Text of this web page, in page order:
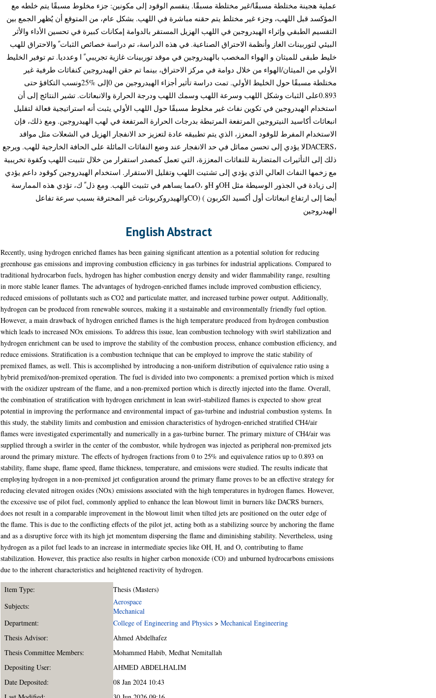
عملية هجينة مختلطة مسبقًا/غير مختلطة مسبقًا. ينقسم الوقود إلى مكونين: جزء مخلوط مسبقًا يتم خلطه مع
المؤكسد قبل اللهب، وجزء غير مختلط يتم حقنه مباشرة في اللهب. بشكل عام، من المتوقع أن يُظهر الجمع بين
التقسيم الطبقي وإثراء الهيدروجين في اللهب الهزيل المستقر بالدوامة إمكانات كبيرة في تحسين الأداء والأثر
البيئي لتوربينات الغاز وأنظمة الاحتراق الصناعية. في هذه الدراسة، تم دراسة خصائص الثبات ً والاحتراق للهب
خليط طبقى للميثان و الهواء المخصب بالهيدروجين في موقد توربينات غازية تجريبي ً ا وعدديا. تم توفير الخليط
الأولي من الميثان/الهواء من خلال دوامة في مركز الاحتراق، بينما تم حقن الهيدروجين كنفاثات طرفية غير
مختلطة مسبقًا حول الخليط الأولي. تمت دراسة تأثير أجزاء الهيدروجين من 0إلى %25ونسب التكافؤ حتى
0.893على الثبات وشكل اللهب وسرعة اللهب وسمك اللهب ودرجة الحرارة والانبعاثات. تشير النتائج إلى أن
استخدام الهيدروجين في تكوين نفاث غير مخلوط مسبقًا حول اللهب الأولي يثبت أنه استراتيجية فعالة لتقليل
انبعاثات أكاسيد النيتروجين المرتفعة المرتبطة بدرجات الحرارة المرتفعة في لهب الهيدروجين. ومع ذلك، فإن
الاستخدام المفرط للوقود المعزز، الذي يتم تطبيقه عادة لتعزيز حد الانفجار الهزيل في الشعلات مثل مواقد
،DACERSلا يؤدي إلى تحسن مماثل في حد الانفجار عند وضع النفاثات المائلة على الحافة الخارجية للهب. ويرجع
ذلك إلى التأثيرات المتضاربة للنفاثات المعززة، التي تعمل كمصدر استقرار من خلال تثبيت اللهب وكقوة تخريبية
مع زخمها النفاث العالي الذي يؤدي إلى تشتيت اللهب وتقليل الاستقرار. استخدام الهيدروجين كوقود داعم يؤدي
إلى زيادة في الجذور الوسيطة مثل OHو Hو ،Oمما يساهم في تثبيت اللهب. ومع ذل ً ك، تؤدي هذه الممارسة
أيضا إلى ارتفاع انبعاثات أول أكسيد الكربون ) (COوالهيدروكربونات غير المحترقة بسبب سرعة تفاعل
الهيدروجين
English Abstract
Recently, using hydrogen enriched flames has been gaining significant attention as a potential solution for reducing
greenhouse gas emissions and improving combustion efficiency in gas turbines for industrial applications. Compared to
traditional hydrocarbon fuels, hydrogen has higher combustion energy density and wider flammability range, resulting
in more stable leaner flames. The advantages of hydrogen-enriched flames include improved combustion efficiency,
reduced emissions of pollutants such as CO2 and particulate matter, and increased turbine power output. Additionally,
hydrogen can be produced from renewable sources, making it a sustainable and environmentally friendly fuel option.
However, a main drawback of hydrogen enriched flames is the high temperature produced from hydrogen combustion
which leads to increased NOx emissions. To address this issue, lean combustion technology with swirl stabilization and
hydrogen enrichment can be used to improve the stability of the combustion process, enhance combustion efficiency, and
reduce emissions. Stratification is a combustion technique that can be employed to improve the static stability of
premixed flames, as well. This is accomplished by introducing a non-uniform distribution of equivalence ratio using a
hybrid premixed/non-premixed operation. The fuel is divided into two components: a premixed portion which is mixed
with the oxidizer upstream of the flame, and a non-premixed portion which is directly injected into the flame. Overall,
the combination of stratification with hydrogen enrichment in lean swirl-stabilized flames is expected to show great
potential in improving the performance and environmental impact of gas-turbine and industrial combustion systems. In
this study, the stability limits and combustion and emission characteristics of hydrogen-enriched stratified CH4/air
flames were investigated experimentally and numerically in a gas-turbine burner. The primary mixture of CH4/air was
supplied through a swirler in the center of the combustor, while hydrogen was injected as peripheral non-premixed jets
around the primary mixture. The effects of hydrogen fractions from 0 to 25% and equivalence ratios up to 0.893 on
stability, flame shape, flame speed, flame thickness, temperature, and emissions were studied. The results indicate that
employing hydrogen in a non-premixed jet configuration around the primary flame proves to be an effective strategy for
reducing elevated nitrogen oxides (NOx) emissions associated with the high temperatures in hydrogen flames. However,
the excessive use of pilot fuel, commonly applied to enhance the lean blowout limit in burners like DACRS burners,
does not result in a comparable improvement in the blowout limit when tilted jets are positioned on the outer edge of
the flame. This is due to the conflicting effects of the pilot jet, acting both as a stabilizing source by anchoring the flame
and as a disruptive force with its high jet momentum dispersing the flame and diminishing stability. Nevertheless, using
hydrogen as a pilot fuel leads to an increase in intermediate species like OH, H, and O, contributing to flame
stabilization. However, this practice also results in higher carbon monoxide (CO) and unburned hydrocarbons emissions
due to the inherent characteristics and heightened reactivity of hydrogen.
Item Type:
Thesis (Masters)
Subjects:
Aerospace
Mechanical
Department:
College of Engineering and Physics> Mechanical Engineering
Thesis Advisor:
Ahmed Abdelhafez
Thesis Committee Members:
Mohammed Habib, Medhat Nemitallah
Depositing User:
AHMED ABDELHALIM
Date Deposited:
08 Jan 2024 10:43